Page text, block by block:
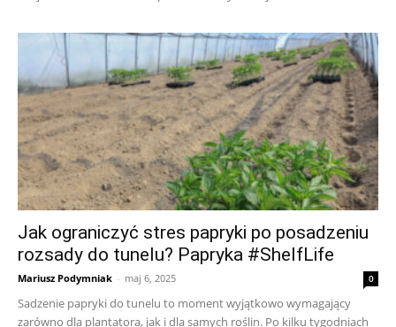
Jak ograniczyć stres papryki po posadzeniu
rozsady do tunelu? Papryka #ShelfLife
Mariusz Podymniak - maj 6, 2025 0
Sadzenie papryki do tunelu to moment wyjątkowo wymagający
zarówno dla plantatora, jak i dla samych roślin. Po kilku tygodniach